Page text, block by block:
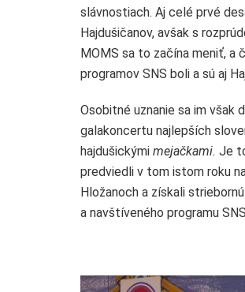
slávnostiach. Aj celé prvé
Hajdušičanov, avšak s
MOMS sa to začína meniť, a
programov SNS boli a sú aj
Osobitné uznanie sa im však
galakoncertu najlepších
hajdušickými mejačkami. Je
predviedli v tom istom roku
Hložanoch a získali
a navštíveného programu